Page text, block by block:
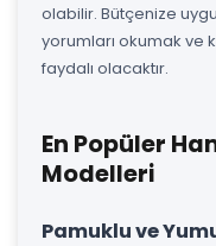
olabilir. Bütçenize
yorumları okumak ve
faydalı olacaktır.
En Popüler
Modelleri
Pamuklu ve